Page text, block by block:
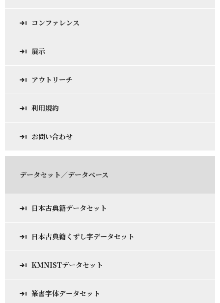
コンファレンス
展示
アウトリーチ
利用規約
お問い合わせ
データセット／データベース
日本古典籍データセット
日本古典籍くずし字データセット
KMNISTデータセット
篆書字体データセット